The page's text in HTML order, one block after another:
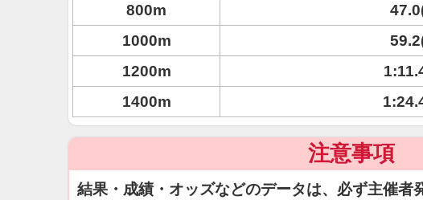
800m
1000m
1200m
1400m
注意事項
結果・成績・オッズなどのデータは、必ず主催者